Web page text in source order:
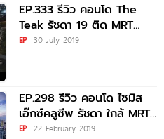
EP.333 รีวิว คอนโด The
Teak รัชดา 19 ติด MRT
รัชดาภิเษก
EP 30 July 2019
EP.298 รีวิว คอนโด ไซมิส
เอ๊กซ์คลูซีพ รัชดา ใกล้ MRT
รัชดาภิเษก
EP 22 February 2019